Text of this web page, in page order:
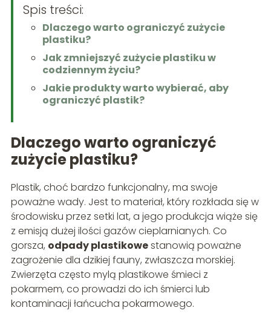
Spis treści:
Dlaczego warto ograniczyć zużycie
plastiku?
Jak zmniejszyć zużycie plastiku w
codziennym życiu?
Jakie produkty warto wybierać, aby
ograniczyć plastik?
Dlaczego warto ograniczyć
zużycie plastiku?
Plastik, choć bardzo funkcjonalny, ma swoje
poważne wady. Jest to materiał, który rozkłada się w
środowisku przez setki lat, a jego produkcja wiąże się
z emisją dużej ilości gazów cieplarnianych. Co
gorsza, odpady plastikowestanowią poważne
zagrożenie dla dzikiej fauny, zwłaszcza morskiej.
Zwierzęta często mylą plastikowe śmieci z
pokarmem, co prowadzi do ich śmierci lub
kontaminacji łańcucha pokarmowego.